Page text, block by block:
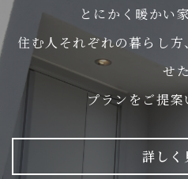
とにかく暖かい
住む人それぞれの暮らし
せた
プランをご提案
詳しく